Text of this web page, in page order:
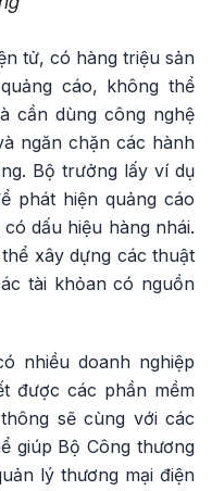
tử, có hàng triệu sản
cáo, không thể
cần dùng công nghệ
ngăn chặn các hành
Bộ trưởng lấy ví dụ
phát hiện quảng cáo
dấu hiệu hàng nhái.
xây dựng các thuật
tài khỏan có nguồn
nhiều doanh nghiệp
được các phần mềm
sẽ cùng với các
giúp Bộ Công thương
lý thương mại điện